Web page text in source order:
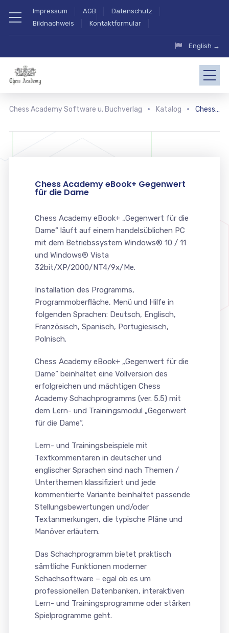
Impressum AGB
Datenschutz
Bildnachweis
Kontaktformular
English →
Chess Academy Software u. Buchverlag Katalog Chess Academy eBook+ Gegenwert für die Dame
Chess Academy eBook+ Gegenwert
für die Dame
Chess Academy eBook+ „Gegenwert für die
Dame“ läuft auf einem handelsüblichen PC
mit dem Betriebssystem Windows® 10 / 11
und Windows® Vista
32bit/XP/2000/NT4/9x/Me.
Installation des Programms,
Programmoberfläche, Menü und Hilfe in
folgenden Sprachen: Deutsch, Englisch,
Französisch, Spanisch, Portugiesisch,
Polnisch.
Chess Academy eBook+ „Gegenwert für die
Dame“ beinhaltet eine Vollversion des
erfolgreichen und mächtigen Chess
Academy Schachprogramms (ver. 5.5) mit
dem Lern- und Trainingsmodul „Gegenwert
für die Dame“.
Lern- und Trainingsbeispiele mit
Textkommentaren in deutscher und
englischer Sprachen sind nach Themen /
Unterthemen klassifiziert und jede
kommentierte Variante beinhaltet passende
Stellungsbewertungen und/oder
Textanmerkungen, die typische Pläne und
Manöver erläutern.
Das Schachprogramm bietet praktisch
sämtliche Funktionen moderner
Schachsoftware – egal ob es um
professionellen Datenbanken, interaktiven
Lern- und Trainingsprogramme oder stärken
Spielprogramme geht.